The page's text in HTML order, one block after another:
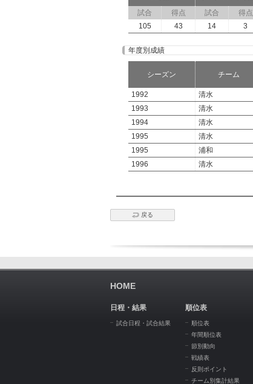
試合
得点 試合 得点
105
43 14 3
年度別成績
シーズン チーム
1992
清水
1993
清水
1994
清水
1995
清水
1995
浦和
1996
清水
戻る
HOME
日程・結果
試合日程・試合結果
順位表
順位表
年間順位表
節別動向
戦績表
反則ポイント
チーム別集計結果